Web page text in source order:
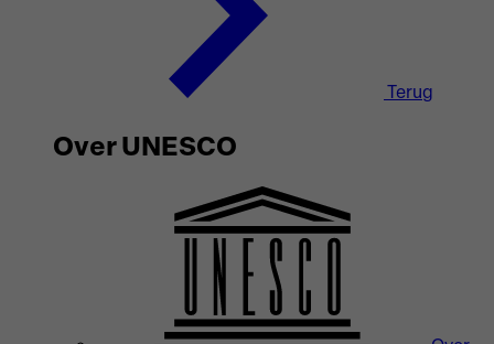
Terug
Over UNESCO